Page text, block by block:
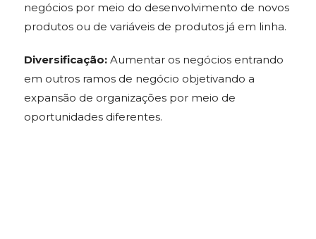
negócios por meio do desenvolvimento de novos
produtos ou de variáveis de produtos já em linha.
Diversificação: Aumentar os negócios entrando
em outros ramos de negócio objetivando a
expansão de organizações por meio de
oportunidades diferentes.